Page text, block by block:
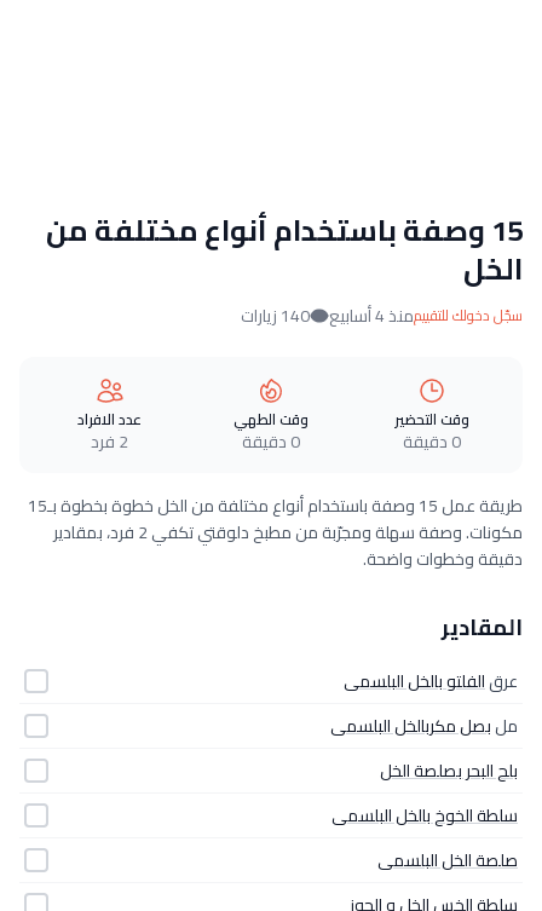
15 وصفة باستخدام أنواع مختلفة من
الخل
سجّل دخولك للتقييممنذ 4 أسابيع 140 زيارات
وقت التحضير
0 دقيقة
وقت الطهي
0 دقيقة
عدد الافراد
2 فرد
طريقة عمل 15 وصفة باستخدام أنواع مختلفة من الخل خطوة بخطوة بـ15
مكونات. وصفة سهلة ومجرّبة من مطبخ دلوقتي تكفي 2 فرد، بمقادير
دقيقة وخطوات واضحة.
المقادير
عرقالفلتو بالخل البلسمى
ملبصل مكربالخل البلسمى
بلح البحر بصلصة الخل
سلطة الخوخ بالخل البلسمى
صلصة الخل البلسمى